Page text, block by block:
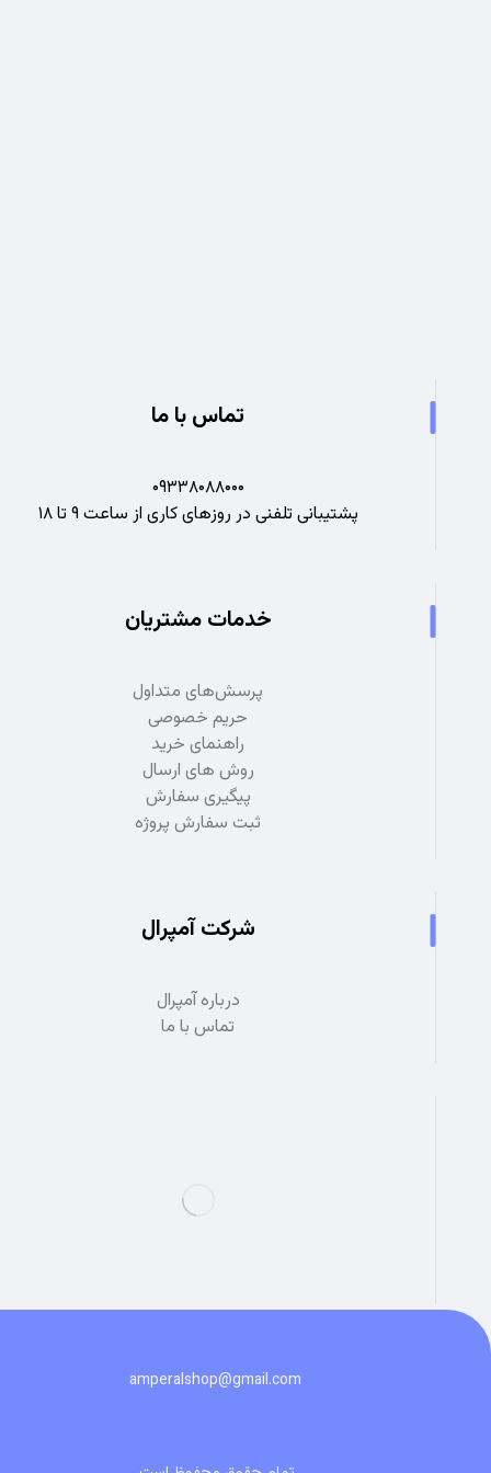
تماس با ما
۰۹۳۳۸۰۸۸۰۰۰
پشتیبانی تلفنی در روزهای کاری از ساعت ۹ تا ۱۸
خدمات مشتریان
پرسش‌های متداول
حریم خصوصی
راهنمای خرید
روش های ارسال
پیگیری سفارش
ثبت سفارش پروژه
شرکت آمپرال
درباره آمپرال
تماس با ما
amperalshop@gmail.com